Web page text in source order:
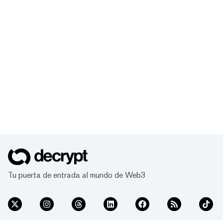
Tu puerta de entrada al mundo de Web3